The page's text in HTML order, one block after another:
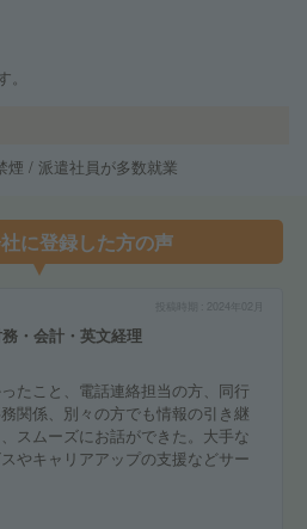
煙 / 派遣社員が多数就業
に登録した方の声
2024年02月
・会計・英文経理
たこと、電話連絡担当の方、同行
関係、別々の方でも情報の引き継
スムーズにお話ができた。大手な
やキャリアアップの支援などサー